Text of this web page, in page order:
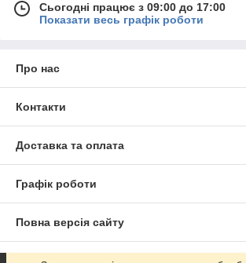
Сьогодні працює з 09:00 до 17:00
Показати весь графік роботи
Про нас
Контакти
Доставка та оплата
Графік роботи
Повна версія сайту